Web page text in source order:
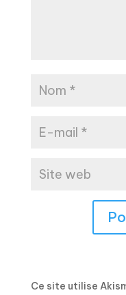
Ce site utilise